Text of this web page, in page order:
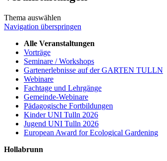
Thema auswählen
Navigation überspringen
Alle Veranstaltungen
Vorträge
Seminare / Workshops
Gartenerlebnisse auf der GARTEN TULLN
Webinare
Fachtage und Lehrgänge
Gemeinde-Webinare
Pädagogische Fortbildungen
Kinder UNI Tulln 2026
Jugend UNI Tulln 2026
European Award for Ecological Gardening
Hollabrunn